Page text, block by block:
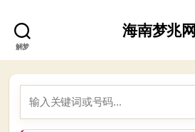
解梦
海南梦兆网